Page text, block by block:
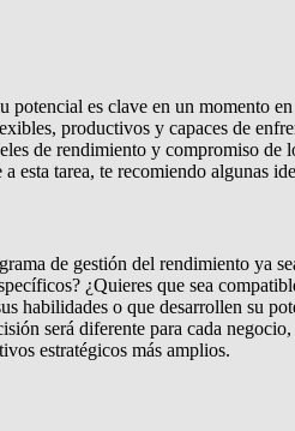
potencial es clave en un momento
productivos y capaces de
de rendimiento y compromiso
esta tarea, te recomiendo algunas
de gestión del rendimiento ya
¿Quieres que sea
habilidades o que desarrollen su
será diferente para cada
estratégicos más amplios.